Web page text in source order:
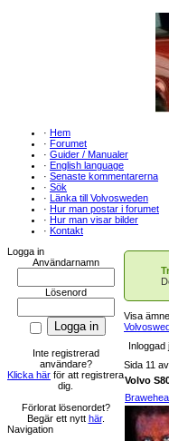
· Hem
· Forumet
· Guider / Manualer
· English language
· Senaste kommentarerna
· Sök
· Länka till Volvosweden
· Hur man postar i forumet
· Hur man visar bilder
· Kontakt
Logga in
Användarnamn
Lösenord
Inte registrerad
användare?
Klicka här för att registrera
dig.
Förlorat lösenordet?
Begär ett nytt här.
Navigation
Visa ämne
Inloggad
Sida 11
Volvo